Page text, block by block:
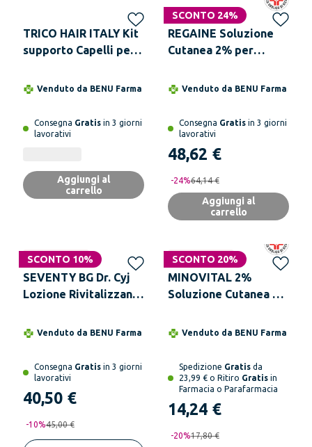
TRICO HAIR ITALY Kit
supporto Capelli per
trattamento
Venduto da BENU Farma
Consegna Gratis in 3 giorni
lavorativi
Aggiungi al
carrello
SCONTO 24%
REGAINE Soluzione
Cutanea 2% per
Androgenetica
Ereditaria 60 ml
Venduto da BENU Farma
Consegna Gratis in 3 giorni
lavorativi
48,62 €
-24%64,14 €
Aggiungi al
carrello
SCONTO 10%
Non disponibile
SEVENTY BG Dr. Cyj
Lozione Rivitalizzante
Deboli 60 ml
Venduto da BENU Farma
Consegna Gratis in 3 giorni
lavorativi
40,50 €
-10%45,00 €
SCONTO 20%
Non disponibile
MINOVITAL 2%
Soluzione Cutanea 60
Venduto da BENU Farma
Spedizione Gratis da
23,99 € o Ritiro Gratis in
Farmacia o Parafarmacia
14,24 €
-20%17,80 €